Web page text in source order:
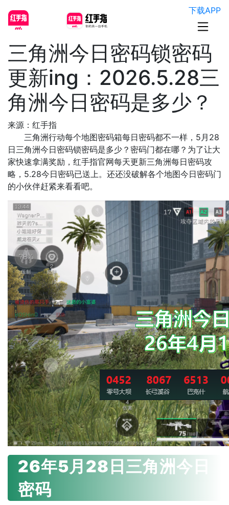
下载APP
三角洲今日密码锁密码
更新ing：2026.5.28三
角洲今日密码是多少？
来源：红手指
三角洲行动每个地图密码箱每日密码都不一样，5月28
日三角洲今日密码锁密码是多少？密码门都在哪？为了让大
家快速拿满奖励，红手指官网每天更新三角洲每日密码攻
略，5.28今日密码已送上。还还没破解各个地图今日密码门
的小伙伴赶紧来看看吧。
26年5月28日三角洲今日
密码